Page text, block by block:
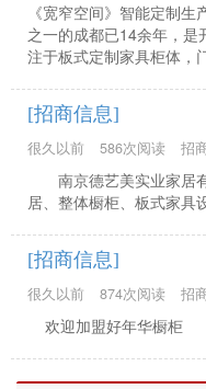
《宽窄空间》智能定制
之一的成都已14余年，
注于板式定制家具柜体，
[招商信息]
很久以前 586次阅读 招
南京德艺美实业家居
居、整体橱柜、板式家具
[招商信息]
很久以前 874次阅读 招
欢迎加盟好年华橱柜